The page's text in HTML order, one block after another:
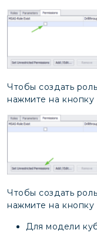
Чтобы создать
нажмите на
Чтобы создать
нажмите на
Для модели